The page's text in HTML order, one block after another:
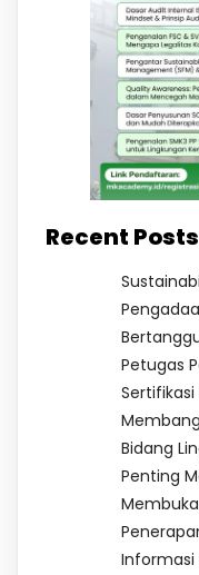
Recent Posts
Petugas
Sertifikasi
Bidang
Penting
Informasi